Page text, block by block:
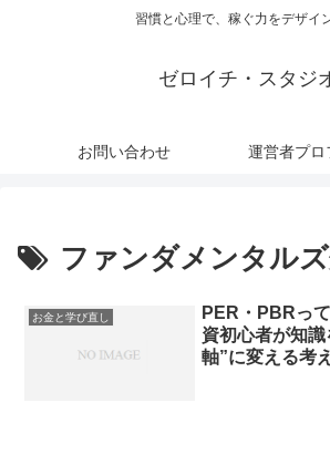
習慣と心理で、稼ぐ力をデザイ
ゼロイチ・スタジ
お問い合わせ 運営者プロ
ファンダメンタル
お金と学び直し
PER・PBRっ
資初心者が知
軸”に変える考